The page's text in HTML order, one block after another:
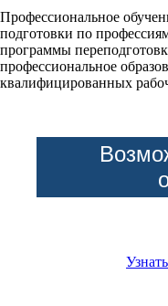
Профессиональное
подготовки по
программы
профессиональное
квалифицированных